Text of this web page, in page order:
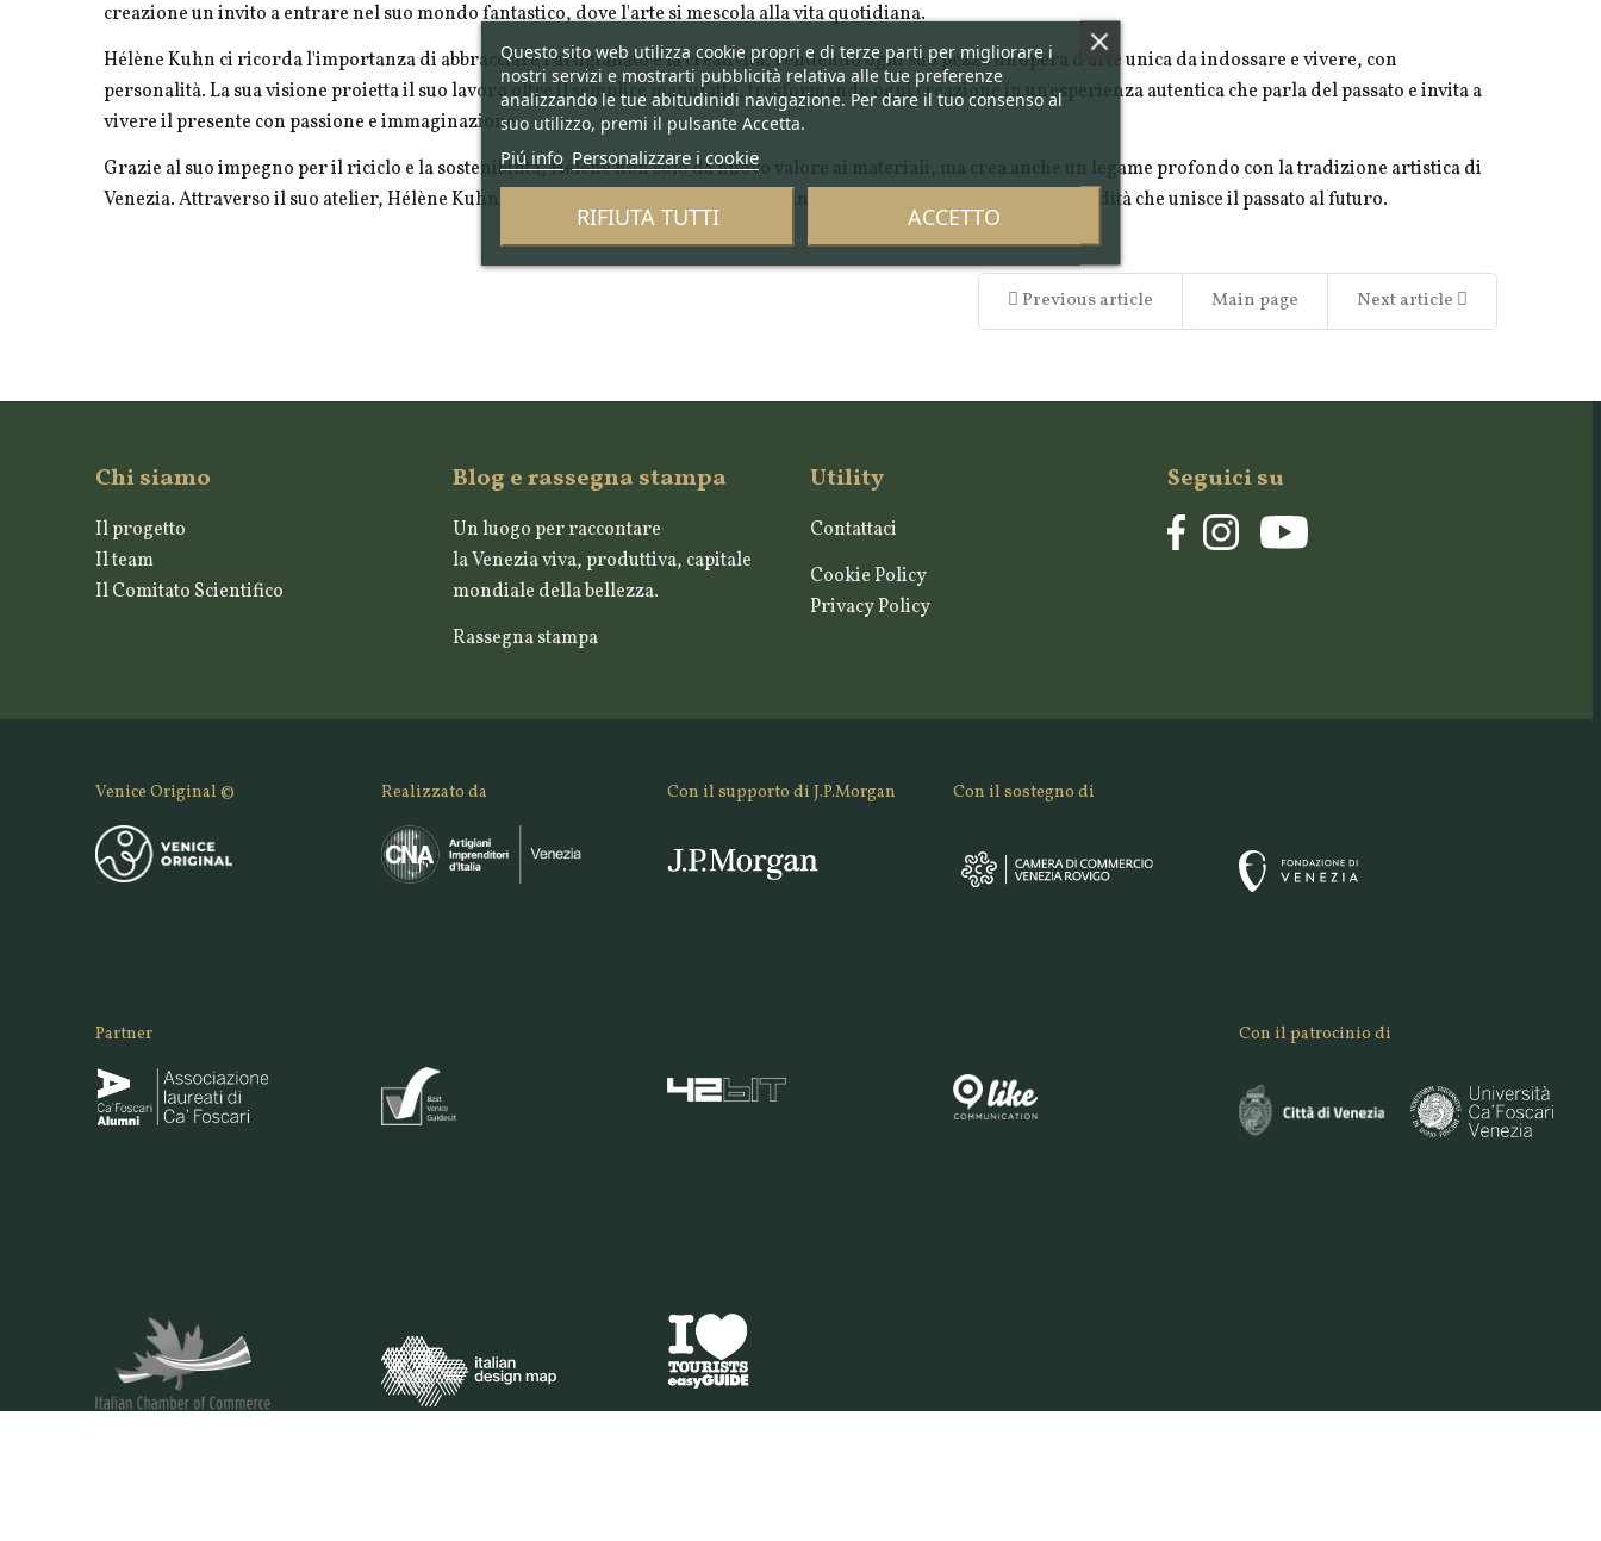
creazione un invito a entrare nel suo mondo fantastico, dove l'arte si mescola alla vita quotidiana.
Hélène Kuhn ci ricorda l'importanza di abbracciare l’artigianato e la creatività, rendendo ogni suo pezzo un'opera d'arte unica da indossare e vivere, con
personalità. La sua visione proietta il suo lavoro oltre il semplice manufatto, trasformando ogni creazione in un'esperienza autentica che parla del passato e invita a
vivere il presente con passione e immaginazione.
Grazie al suo impegno per il riciclo e la sostenibilità, Hélène non solo dà nuovo valore ai materiali, ma crea anche un legame profondo con la tradizione artistica di
Venezia. Attraverso il suo atelier, Hélène Kuhn continua a ispirare e stupire, portando avanti una lunga e preziosa eredità che unisce il passato al futuro.
Previous article Main page Next article
Chi siamo
Il progetto
Il team
Il Comitato Scientifico
Blog e rassegna stampa
Un luogo per raccontare
la Venezia viva, produttiva, capitale
mondiale della bellezza.
Rassegna stampa
Utility
Contattaci
Cookie Policy
Privacy Policy
Seguici su
Venice Original © Realizzato da Con il supporto di J.P.Morgan Con il sostegno di
Partner Con il patrocinio di
Questo sito web utilizza cookie propri e di terze parti per migliorare i
nostri servizi e mostrarti pubblicità relativa alle tue preferenze
analizzando le tue abitudinidi navigazione. Per dare il tuo consenso al
suo utilizzo, premi il pulsante Accetta.
Piú info Personalizzare i cookie
RIFIUTA TUTTI ACCETTO